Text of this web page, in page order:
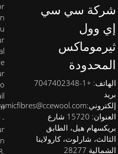
شركة سي سي
إي وول
ثيرموماكس
المحدودة
الهاتف: +1-7047402348
بريد
إلكتروني:
العنوان: 15720 شارع
بريكسهام هيل، الطابق
الثالث، شارلوت، كارولاينا
الشمالية 28277